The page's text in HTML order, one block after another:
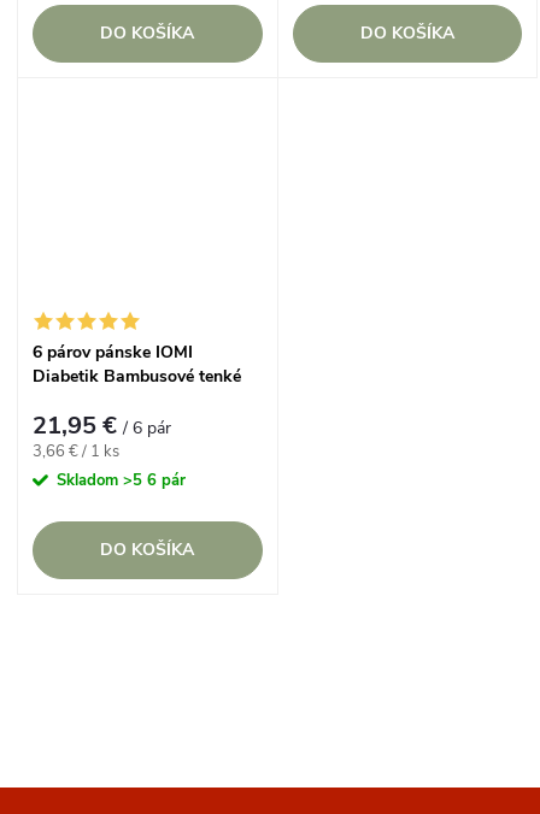
DO KOŠÍKA DO KOŠÍKA
6 párov pánske IOMI
Diabetik Bambusové tenké
21,95 €/ 6 pár
Jednotková
cena:
3,66 € / 1 ks
Skladom >5 6 pár
DO KOŠÍKA